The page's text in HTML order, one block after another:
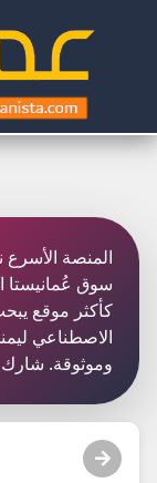
المنصة
سوق عُمانيستا
كأكثر موقع
الاصطناعي
وموثوقة.